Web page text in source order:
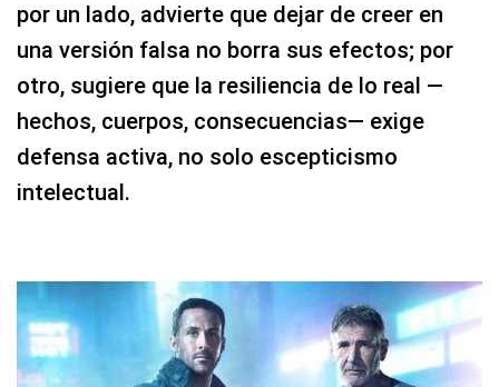
por un lado, advierte que dejar de creer en
una versión falsa no borra sus efectos; por
otro, sugiere que la resiliencia de lo real —
hechos, cuerpos, consecuencias— exige
defensa activa, no solo escepticismo
intelectual.